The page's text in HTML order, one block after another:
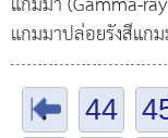
แกมมาปล่อยรังสีแก
. 44